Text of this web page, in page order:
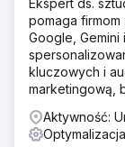
pomaga
Google, Gemini
kluczowych i
marketingową,
Aktywność: